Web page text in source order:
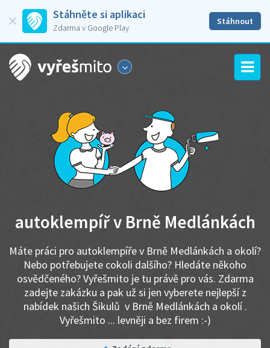
Stáhněte si aplikaci
Zdarma v Google Play
Stáhnout
autoklempíř v Brně Medlánkách
Máte práci pro autoklempíře v Brně Medlánkách a okolí?
Nebo potřebujete cokoli dalšího? Hledáte někoho
osvědčeného? Vyřešmito je tu právě pro vás. Zdarma
zadejte zakázku a pak už si jen vyberete nejlepší z
nabídek našich Šikulů v Brně Medlánkách a okolí .
Vyřešmito ... levněji a bez firem :-)